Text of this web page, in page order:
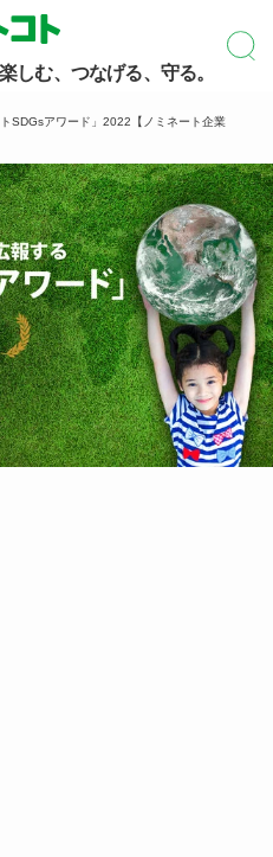
しむ、つなげる、守る。
SDGsアワード」2022【ノミネート企業